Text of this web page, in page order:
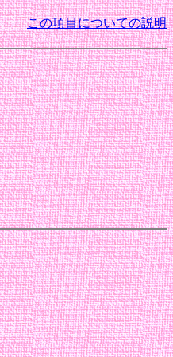
この項目についての説明